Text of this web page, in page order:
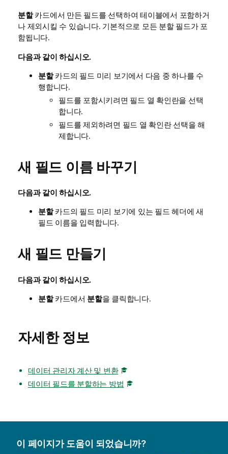
분할카드에서 만든 필드를 선택하여 테이블에서 포함하거
나 제외시킬 수 있습니다. 기본적으로 모든 분할 필드가 포
함됩니다.
다음과 같이 하십시오.
분할카드의 필드 미리 보기에서 다음 중 하나를 수
행합니다.
필드를 포함시키려면 필드 열 확인란을 선택
합니다.
필드를 제외하려면 필드 열 확인란 선택을 해
제합니다.
새 필드 이름 바꾸기
다음과 같이 하십시오.
분할카드의 필드 미리 보기에 있는 필드 헤더에 새
필드 이름을 입력합니다.
새 필드 만들기
다음과 같이 하십시오.
분할카드에서 분할을 클릭합니다.
자세한 정보
데이터 관리자 계산 및 변환
데이터 필드를 분할하는 방법
이 페이지가 도움이 되었습니까?